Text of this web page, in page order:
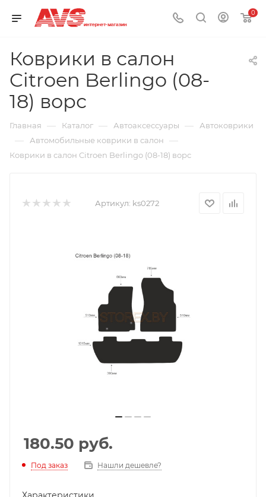
0
Коврики в салон
Citroen Berlingo (08-
18) ворс
Главная — Каталог — Автоаксессуары — Автоковрики
— Автомобильные коврики в салон —
Коврики в салон Citroen Berlingo (08-18) ворс
Артикул: ks0272
180.50 руб.
Под заказ Нашли дешевле?